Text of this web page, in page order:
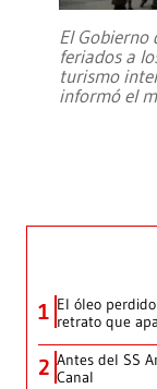
El Gobierno
feriados a
turismo
informó el
1 El óleo
retrato que
2 Antes del SS
Canal